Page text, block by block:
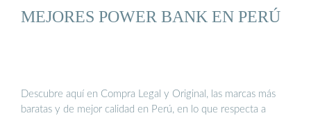
MEJORES POWER BANK EN PERÚ
Descubre aquí en Compra Legal y Original, las marcas más
baratas y de mejor calidad en Perú, en lo que respecta a